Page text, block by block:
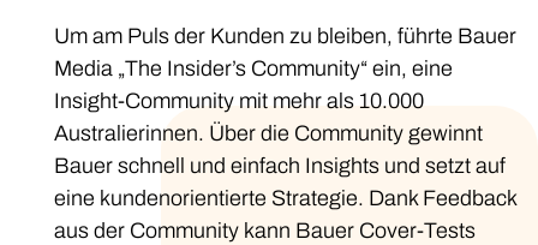
Um am Puls der Kunden zu bleiben, führte Bauer
Media „The Insider’s Community“ ein, eine
Insight-Community mit mehr als 10.000
Australierinnen. Über die Community gewinnt
Bauer schnell und einfach Insights und setzt auf
eine kundenorientierte Strategie. Dank Feedback
aus der Community kann Bauer Cover-Tests